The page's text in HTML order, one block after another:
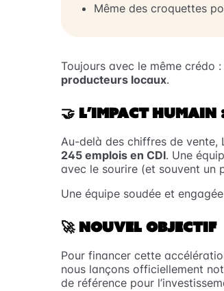
Même des croquettes
Toujours avec le même crédo
producteurs locaux.
🤝 L’IMPACT HUMAIN
Au-delà des chiffres de vente,
245 emplois en CDI. Une
avec le sourire (et souvent un
Une équipe soudée et
🚀NOUVEL OBJECTIF
Pour financer cette
nous lançons officiellement
de référence pour